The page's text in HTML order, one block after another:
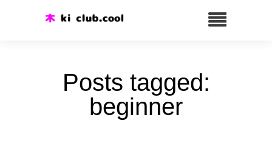
Posts tagged:
beginner